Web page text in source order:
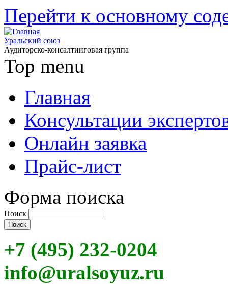
Перейти к основному
Уральский союз
Аудиторско-консалтинговая группа
Top menu
Главная
Консультации
Онлайн заявка
Прайс-лист
Форма поиска
Поиск
+7 (495) 232-0204
info@uralsoyuz.ru